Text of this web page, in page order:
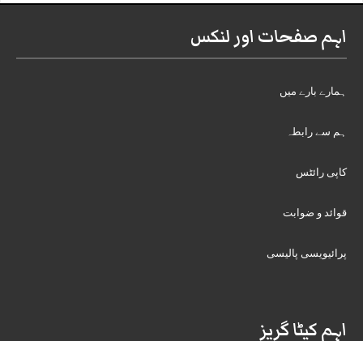
اہم صفحات اور لنکس
ہمارے بارے میں
ہم سے رابطہ
کاپی رائٹس
قوائد و ضوابت
پرائیویسی پالیسی
اہم کیٹا گریز